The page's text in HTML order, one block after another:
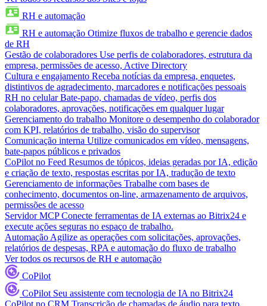
RH e automação
RH e automação Otimize fluxos de trabalho e gerencie dados
de RH
Gestão de colaboradores Use perfis de colaboradores, estrutura da
empresa, permissões de acesso, Active Directory
Cultura e engajamento Receba notícias da empresa, enquetes,
distintivos de agradecimento, marcadores e notificações pessoais
RH no celular Bate-papo, chamadas de vídeo, perfis dos
colaboradores, aprovações, notificações em qualquer lugar
Gerenciamento do trabalho Monitore o desempenho do colaborador
com KPI, relatórios de trabalho, visão do supervisor
Comunicação interna Utilize comunicados em vídeo, mensagens,
bate-papos públicos e privados
CoPilot no Feed Resumos de tópicos, ideias geradas por IA, edição
e criação de texto, respostas escritas por IA, tradução de texto
Gerenciamento de informações Trabalhe com bases de
conhecimento, documentos on-line, armazenamento de arquivos,
permissões de acesso
Servidor MCP Conecte ferramentas de IA externas ao Bitrix24 e
execute ações seguras no espaço de trabalho.
Automação Agilize as operações com solicitações, aprovações,
relatórios de despesas, RPA e automação do fluxo de trabalho
Ver todos os recursos de RH e automação
CoPilot
CoPilot Seu assistente com tecnologia de IA no Bitrix24
CoPilot no CRM Transcrição de chamadas de áudio para texto,